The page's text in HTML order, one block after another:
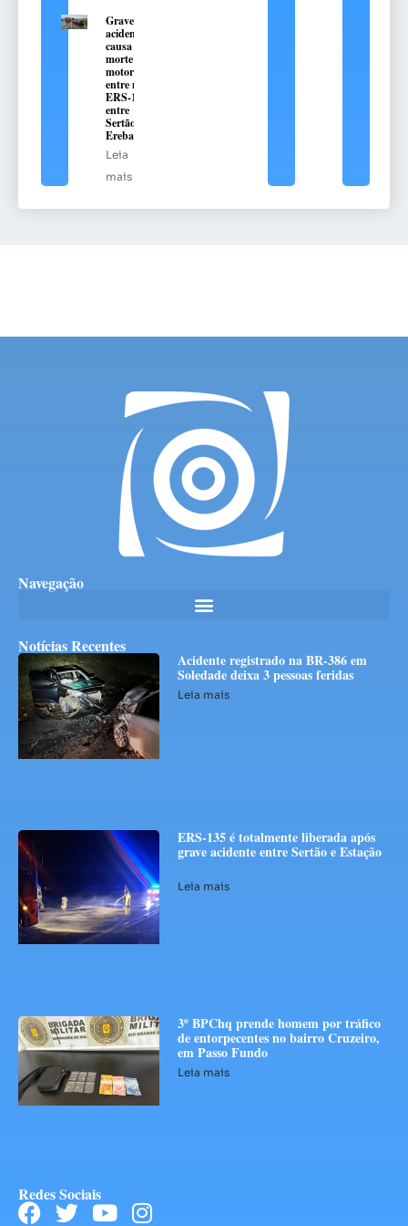
Grave
acidente
causa
morte de
motorista
entre na
ERS-135,
entre
Sertão e
Erebango
Leia
mais
Navegação
Notícias Recentes
Acidente registrado na BR-386 em
Soledade deixa 3 pessoas feridas
Leia mais
ERS-135 é totalmente liberada após
grave acidente entre Sertão e Estação
Leia mais
3º BPChq prende homem por tráfico
de entorpecentes no bairro Cruzeiro,
em Passo Fundo
Leia mais
Redes Sociais